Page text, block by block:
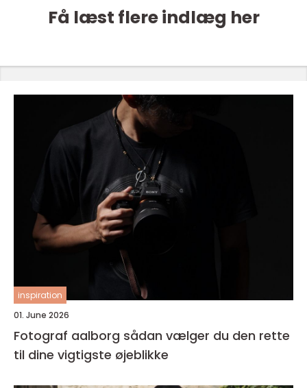
Få læst flere indlæg her
inspiration
01. June 2026
Fotograf aalborg sådan vælger du den rette
til dine vigtigste øjeblikke